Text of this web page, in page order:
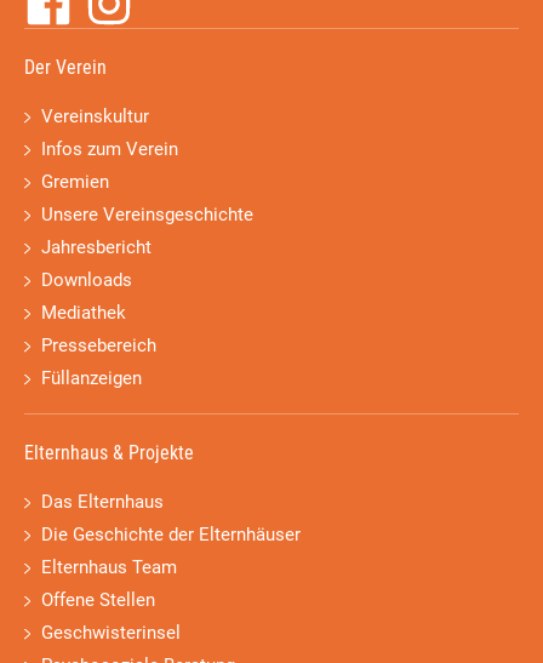
Der Verein
Vereinskultur
Infos zum Verein
Gremien
Unsere Vereinsgeschichte
Jahresbericht
Downloads
Mediathek
Pressebereich
Füllanzeigen
Elternhaus & Projekte
Das Elternhaus
Die Geschichte der Elternhäuser
Elternhaus Team
Offene Stellen
Geschwisterinsel